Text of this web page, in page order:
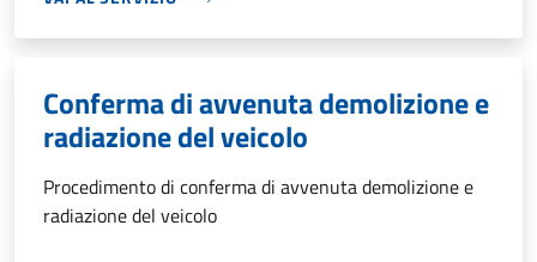
Conferma di avvenuta demolizione e
radiazione del veicolo
Procedimento di conferma di avvenuta demolizione e
radiazione del veicolo